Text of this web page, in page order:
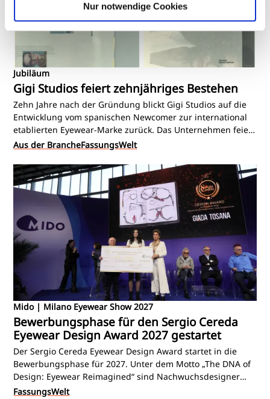
Nur notwendige Cookies
Jubiläum
Gigi Studios feiert zehnjähriges Bestehen
Zehn Jahre nach der Gründung blickt Gigi Studios auf die
Entwicklung vom spanischen Newcomer zur international
etablierten Eyewear-Marke zurück. Das Unternehmen feiert
sein Jubiläum mit einem Rückblick auf seine
klaren Bekenntnis zu Kreativität und Handwerkskunst.
Aus der BrancheFassungsWelt
Mido | Milano Eyewear Show 2027
Bewerbungsphase für den Sergio Cereda
Eyewear Design Award 2027 gestartet
Der Sergio Cereda Eyewear Design Award startet in die
Bewerbungsphase für 2027. Unter dem Motto „The DNA of
Design: Eyewear Reimagined“ sind Nachwuchsdesigner
weltweit eingeladen, erstmals komplette Brillenkollektionen
FassungsWelt